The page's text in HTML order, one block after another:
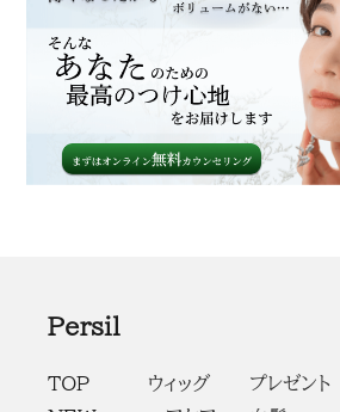
Persil
TOP
ウィッグ
プレゼント